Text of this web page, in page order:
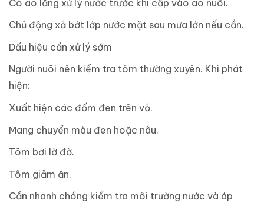
Có ao lắng xử lý nước trước khi cấp vào ao nuôi.
Chủ động xả bớt lớp nước mặt sau mưa lớn nếu cần.
Dấu hiệu cần xử lý sớm
Người nuôi nên kiểm tra tôm thường xuyên. Khi phát
hiện:
Xuất hiện các đốm đen trên vỏ.
Mang chuyển màu đen hoặc nâu.
Tôm bơi lờ đờ.
Tôm giảm ăn.
Cần nhanh chóng kiểm tra môi trường nước và áp